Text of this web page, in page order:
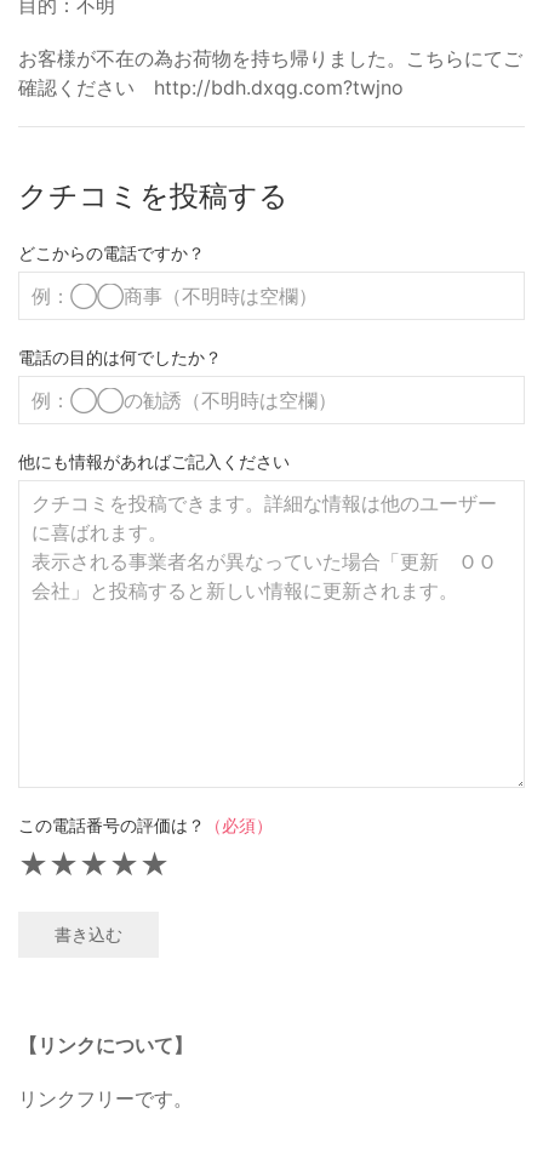
目的：不明
お客様が不在の為お荷物を持ち帰りました。こちらにてご
確認ください http://bdh.dxqg.com?twjno
クチコミを投稿する
どこからの電話ですか？
電話の目的は何でしたか？
他にも情報があればご記入ください
この電話番号の評価は？ （必須）
★
★
★
★
★
書き込む
【リンクについて】
リンクフリーです。